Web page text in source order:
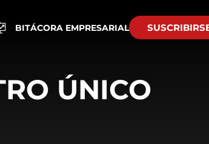
BITÁCORA EMPRESARIAL
ÚNICO